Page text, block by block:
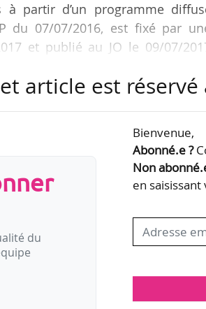
partir d’un programme
du 07/07/2016, est fixé par
et publié au JO le 09/07/
d’information
article est
du
Bienvenue,
Abonné.e ?
Non
en